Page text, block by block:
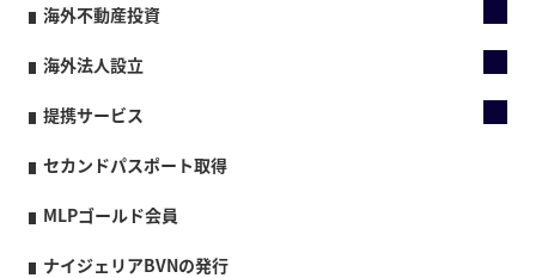
海外不動産投資
海外法人設立
提携サービス
セカンドパスポート取得
MLPゴールド会員
ナイジェリアBVNの発行